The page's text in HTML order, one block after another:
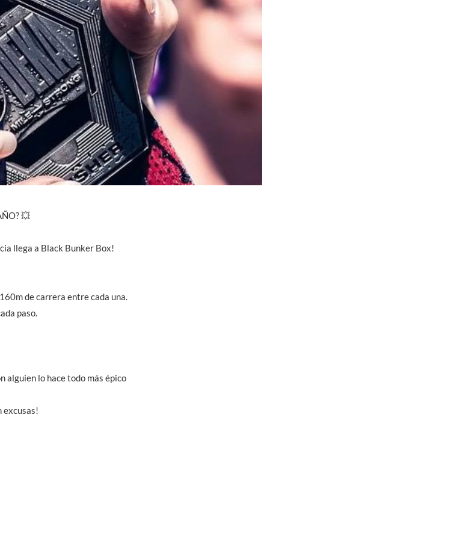
💥
llega a Black Bunker Box!
de carrera entre cada una.
paso.
alguien lo hace todo más épico
excusas!